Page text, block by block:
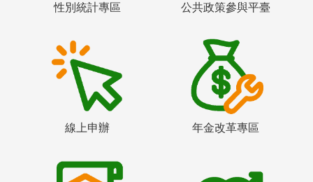
性別統計專區 公共政策參與平臺
線上申辦 年金改革專區